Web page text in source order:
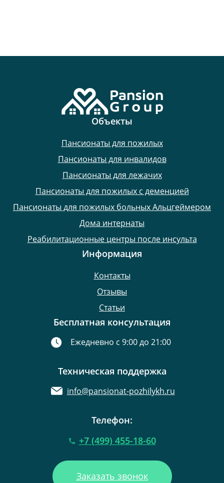
Объекты
Пансионаты для пожилых
Пансионаты для инвалидов
Пансионаты для лежачих
Пансионаты для пожилых с деменцией
Пансионаты для пожилых больных Альцгеймером
Дома интернаты
Реабилитационные центры после инсульта
Информация
Контакты
Отзывы
Статьи
Бесплатная консультация
Ежедневно с 9:00 до 21:00
Техническая поддержка
info@pansionat-pozhilykh.ru
Телефон:
+7 (499) 455-18-60
Заказать звонок